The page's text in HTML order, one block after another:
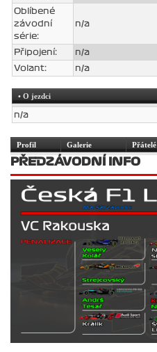
Oblíbené
závodní
série:
n/a
Připojení:
n/a
Volant:
n/a
• O jezdci
n/a
Profil Galerie Přátelé
PŘEDZÁVODNÍ INFO